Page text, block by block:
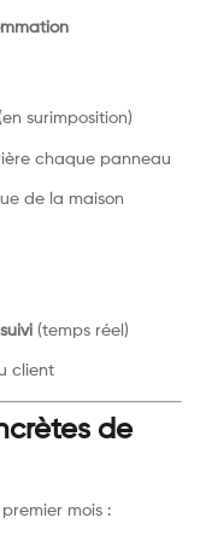
surimposition)
chaque panneau
de la maison
(temps réel)
client
de
mois :